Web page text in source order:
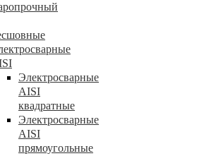
Электросварные
AISI
квадратные
Электросварные
AISI
прямоугольные